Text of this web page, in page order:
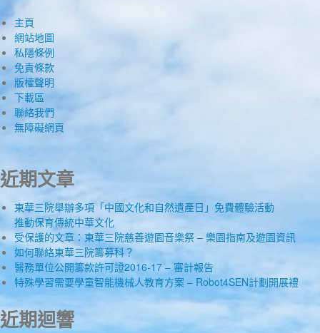
主頁
網站地圖
私隱條例
免責條款
版權聲明
下載區
聯絡我們
無障礙網頁
近期文章
東華三院舉辦多項「中國文化和自然遺產日」免費體驗活動
推動保育傳統中華文化
受保護的文章：東華三院慈善遊園音樂祭 – 樂園指南及遊園資訊
如何聯絡東華三院籌募科？
醫務單位公開籌款許可證2016-17 – 審計報告
特殊學習需要學童智能機械人教育方案 – Robot4SEN計劃開展禮
近期迴響